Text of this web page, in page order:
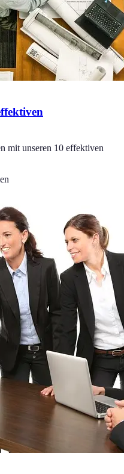
mit unseren 10 effektiven